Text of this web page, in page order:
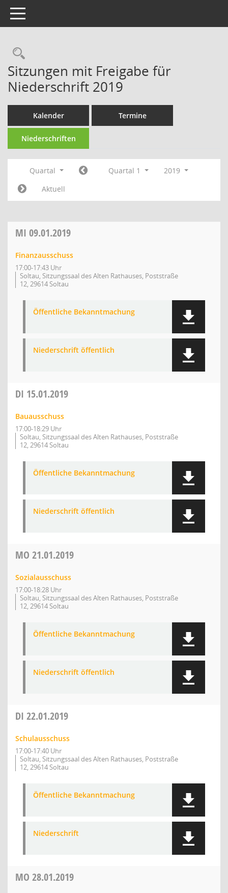
Toggle navigation
Rechercheauswahl
Sitzungen mit Freigabe für
Niederschrift 2019
Kalender Termine
Niederschriften
Quartal Quartal 1
2019
Aktuell
MI 09.01.2019
Finanzausschuss
17:00-17:43 Uhr
Soltau, Sitzungssaal des Alten Rathauses, Poststraße
12, 29614 Soltau
Öffentliche Bekanntmachung
Niederschrift öffentlich
DI 15.01.2019
Bauausschuss
17:00-18:29 Uhr
Soltau, Sitzungssaal des Alten Rathauses, Poststraße
12, 29614 Soltau
Öffentliche Bekanntmachung
Niederschrift öffentlich
MO 21.01.2019
Sozialausschuss
17:00-18:28 Uhr
Soltau, Sitzungssaal des Alten Rathauses, Poststraße
12, 29614 Soltau
Öffentliche Bekanntmachung
Niederschrift öffentlich
DI 22.01.2019
Schulausschuss
17:00-17:40 Uhr
Soltau, Sitzungssaal des Alten Rathauses, Poststraße
12, 29614 Soltau
Öffentliche Bekanntmachung
Niederschrift
MO 28.01.2019